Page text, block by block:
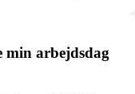
min arbejdsdag